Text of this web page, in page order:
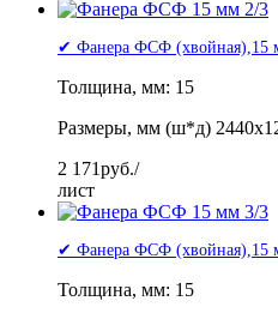
✔ Фанера ФСФ
Толщина, мм: 15
Размеры, мм (ш*д)
2 171руб./
лист
✔ Фанера ФСФ
Толщина, мм: 15